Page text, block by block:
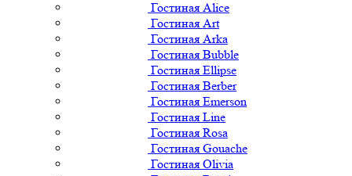
Гостиная Alice
Гостиная Art
Гостиная Arka
Гостиная Bubble
Гостиная Ellipse
Гостиная Berber
Гостиная Emerson
Гостиная Line
Гостиная Rosa
Гостиная Gouache
Гостиная Olivia